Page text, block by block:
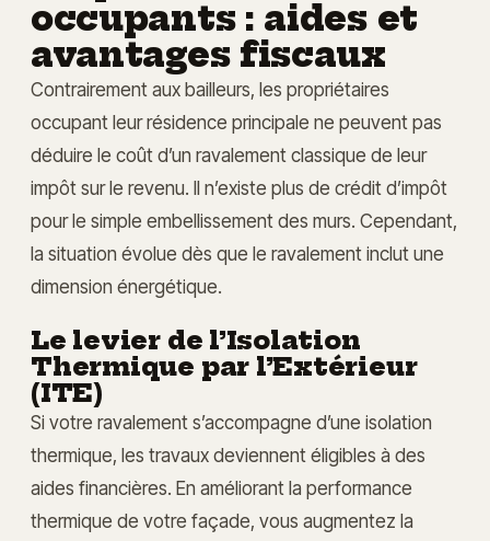
occupants : aides et
avantages fiscaux
Contrairement aux bailleurs, les propriétaires
occupant leur résidence principale ne peuvent pas
déduire le coût d’un ravalement classique de leur
impôt sur le revenu. Il n’existe plus de crédit d’impôt
pour le simple embellissement des murs. Cependant,
la situation évolue dès que le ravalement inclut une
dimension énergétique.
Le levier de l’Isolation
Thermique par l’Extérieur
(ITE)
Si votre ravalement s’accompagne d’une isolation
thermique, les travaux deviennent éligibles à des
aides financières. En améliorant la performance
thermique de votre façade, vous augmentez la